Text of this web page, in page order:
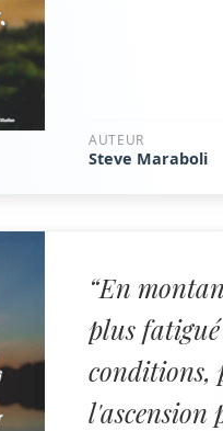
AUTEUR
Steve Maraboli
“En
plus
conditions,
l'ascension